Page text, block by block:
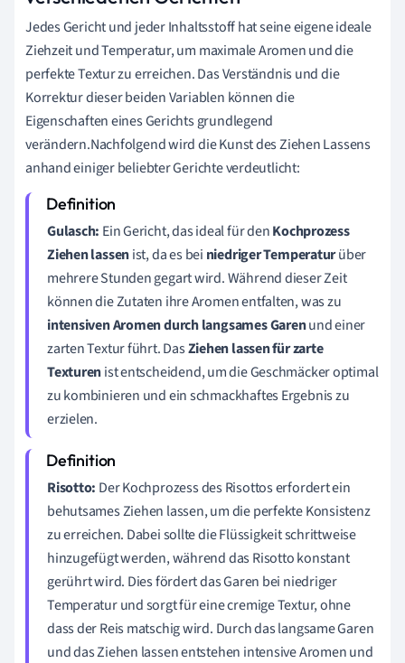
Jedes Gericht und jeder Inhaltsstoff hat seine eigene ideale
Ziehzeit und Temperatur, um maximale Aromen und die
perfekte Textur zu erreichen. Das Verständnis und die
Korrektur dieser beiden Variablen können die
Eigenschaften eines Gerichts grundlegend
verändern.Nachfolgend wird die Kunst des Ziehen Lassens
anhand einiger beliebter Gerichte verdeutlicht:
Gulasch: Ein Gericht, das ideal für denKochprozess
Ziehen lassenist, da es bei niedriger Temperaturüber
mehrere Stunden gegart wird. Während dieser Zeit
können die Zutaten ihre Aromen entfalten, was zu
intensiven Aromen durch langsames Garenund einer
zarten Textur führt. DasZiehen lassen für zarte
Texturenist entscheidend, um die Geschmäcker optimal
zu kombinieren und ein schmackhaftes Ergebnis zu
erzielen.
Risotto: Der Kochprozess des Risottos erfordert ein
behutsames Ziehen lassen, um die perfekte Konsistenz
zu erreichen. Dabei sollte die Flüssigkeit schrittweise
hinzugefügt werden, während das Risotto konstant
gerührt wird. Dies fördert das Garen bei niedriger
Temperatur und sorgt für eine cremige Textur, ohne
dass der Reis matschig wird. Durch das langsame Garen
und das Ziehen lassen entstehen intensive Aromen und